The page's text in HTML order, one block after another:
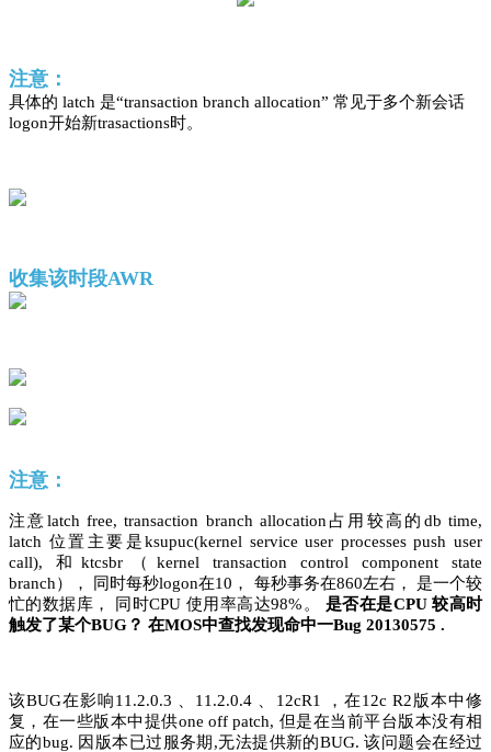
注意：
具体的 latch 是“transaction branch allocation” 常见于多个新会话
logon开始新trasactions时。
收集该时段AWR
注意：
注意latch free, transaction branch allocation占用较高的db time,
latch 位置主要是ksupuc(kernel service user processes push user
call), 和ktcsbr（kernel transaction control component state
branch）， 同时每秒logon在10， 每秒事务在860左右， 是一个较
忙的数据库， 同时CPU 使用率高达98%。 是否在是CPU 较高时
触发了某个BUG？ 在MOS中查找发现命中一Bug 20130575 .
该BUG在影响11.2.0.3 、11.2.0.4 、12cR1 ，在12c R2版本中修
复，在一些版本中提供one off patch, 但是在当前平台版本没有相
应的bug. 因版本已过服务期,无法提供新的BUG. 该问题会在经过